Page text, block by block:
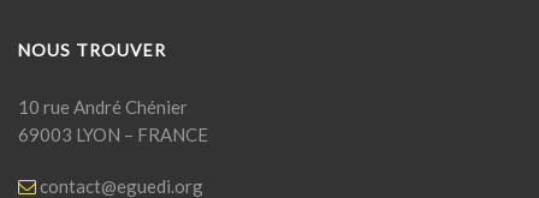
NOUS TROUVER
10 rue André Chénier
69003 LYON – FRANCE
contact@eguedi.org